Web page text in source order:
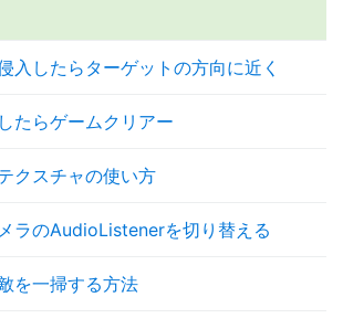
入したらターゲットの方向に近く
たらゲームクリアー
クスチャの使い方
ラのAudioListenerを切り替える
を一掃する方法